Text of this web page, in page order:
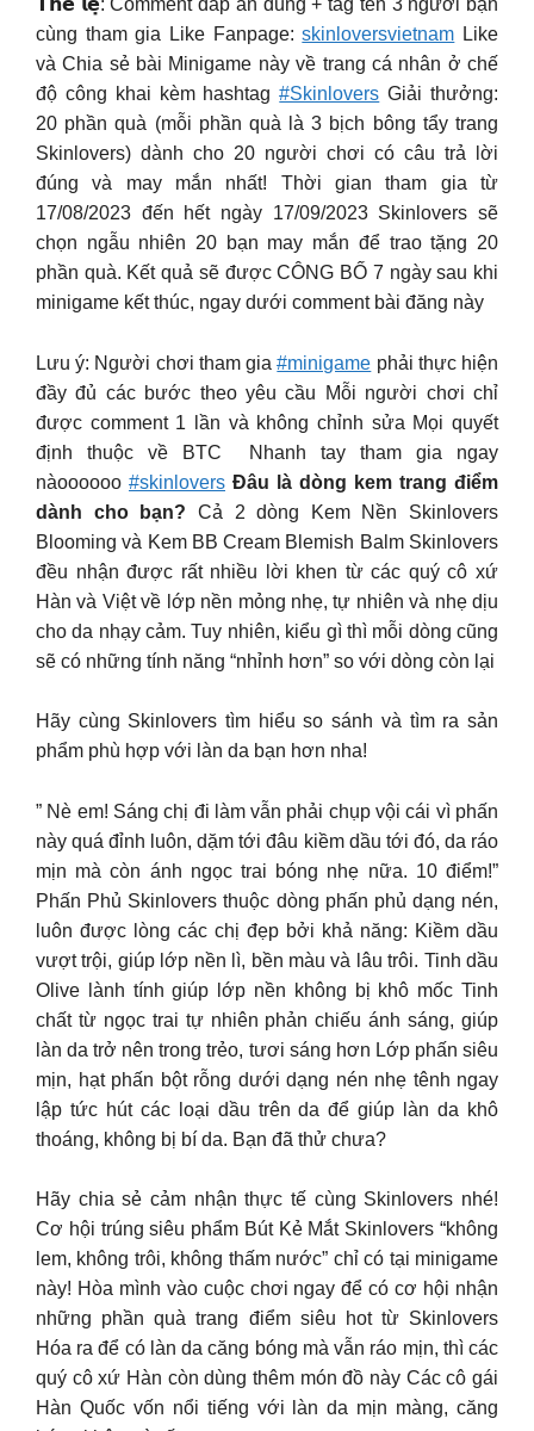
𝗧𝗵𝗲̂̉ 𝗹𝗲̣̂: Comment đáp án đúng + tag tên 3 người bạn
cùng tham gia Like Fanpage:skinloversvietnam Like
và Chia sẻ bài Minigame này về trang cá nhân ở chế
độ công khai kèm hashtag#Skinlovers Giải thưởng:
20 phần quà (mỗi phần quà là 3 bịch bông tẩy trang
Skinlovers) dành cho 20 người chơi có câu trả lời
đúng và may mắn nhất! Thời gian tham gia từ
17/08/2023 đến hết ngày 17/09/2023 Skinlovers sẽ
chọn ngẫu nhiên 20 bạn may mắn để trao tặng 20
phần quà. Kết quả sẽ được CÔNG BỐ 7 ngày sau khi
minigame kết thúc, ngay dưới comment bài đăng này
Lưu ý: Người chơi tham gia#minigame phải thực hiện
đầy đủ các bước theo yêu cầu Mỗi người chơi chỉ
được comment 1 lần và không chỉnh sửa Mọi quyết
định thuộc về BTC ️ Nhanh tay tham gia ngay
nàoooooo #skinlovers Đâu là dòng kem trang điểm
dành cho bạn? Cả 2 dòng Kem Nền Skinlovers
Blooming và Kem BB Cream Blemish Balm Skinlovers
đều nhận được rất nhiều lời khen từ các quý cô xứ
Hàn và Việt về lớp nền mỏng nhẹ, tự nhiên và nhẹ dịu
cho da nhạy cảm. Tuy nhiên, kiểu gì thì mỗi dòng cũng
sẽ có những tính năng “nhỉnh hơn” so với dòng còn lại
Hãy cùng Skinlovers tìm hiểu so sánh và tìm ra sản
phẩm phù hợp với làn da bạn hơn nha!
” Nè em! Sáng chị đi làm vẫn phải chụp vội cái vì phấn
này quá đỉnh luôn, dặm tới đâu kiềm dầu tới đó, da ráo
mịn mà còn ánh ngọc trai bóng nhẹ nữa. 10 điểm!”
Phấn Phủ Skinlovers thuộc dòng phấn phủ dạng nén,
luôn được lòng các chị đẹp bởi khả năng: Kiềm dầu
vượt trội, giúp lớp nền lì, bền màu và lâu trôi. Tinh dầu
Olive lành tính giúp lớp nền không bị khô mốc Tinh
chất từ ngọc trai tự nhiên phản chiếu ánh sáng, giúp
làn da trở nên trong trẻo, tươi sáng hơn Lớp phấn siêu
mịn, hạt phấn bột rỗng dưới dạng nén nhẹ tênh ngay
lập tức hút các loại dầu trên da để giúp làn da khô
thoáng, không bị bí da. Bạn đã thử chưa?
Hãy chia sẻ cảm nhận thực tế cùng Skinlovers nhé!
Cơ hội trúng siêu phẩm Bút Kẻ Mắt Skinlovers “không
lem, không trôi, không thấm nước” chỉ có tại minigame
này! Hòa mình vào cuộc chơi ngay để có cơ hội nhận
những phần quà trang điểm siêu hot từ Skinlovers
Hóa ra để có làn da căng bóng mà vẫn ráo mịn, thì các
quý cô xứ Hàn còn dùng thêm món đồ này Các cô gái
Hàn Quốc vốn nổi tiếng với làn da mịn màng, căng